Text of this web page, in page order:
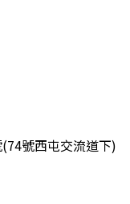
號西屯交流道下)